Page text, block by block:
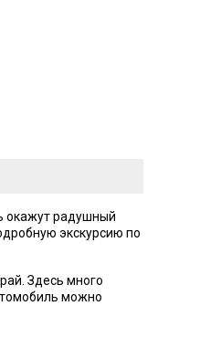
окажут радушный
экскурсию по
Здесь много
можно